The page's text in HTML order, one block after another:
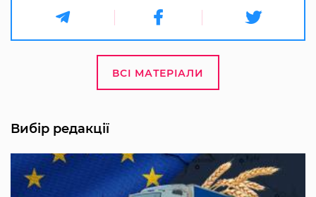
ВСІ МАТЕРІАЛИ
Вибір редакції